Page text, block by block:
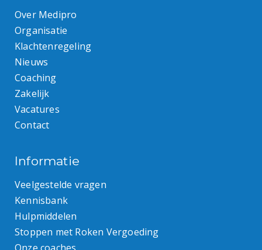
Over Medipro
Organisatie
Klachtenregeling
Nieuws
Coaching
Zakelijk
Vacatures
Contact
Informatie
Veelgestelde vragen
Kennisbank
Hulpmiddelen
Stoppen met Roken Vergoeding
Onze coaches